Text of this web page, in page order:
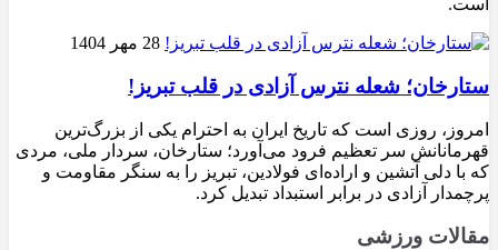
است.
28 مهر 1404
ستارخان؛ شعله نترس آزادی در قلب تبریز!
امروز، روزی است که تاریخ ایران به احترام یکی از بزرگ‌ترین
قهرمانانش سر تعظیم فرود می‌آورد؛ ستارخان، سردار ملی، مردی
که با دلی آتشین و اراده‌ای فولادین، تبریز را به سنگر مقاومت و
پرچمدار آزادی در برابر استبداد تبدیل کرد.
مقالات ورزشی